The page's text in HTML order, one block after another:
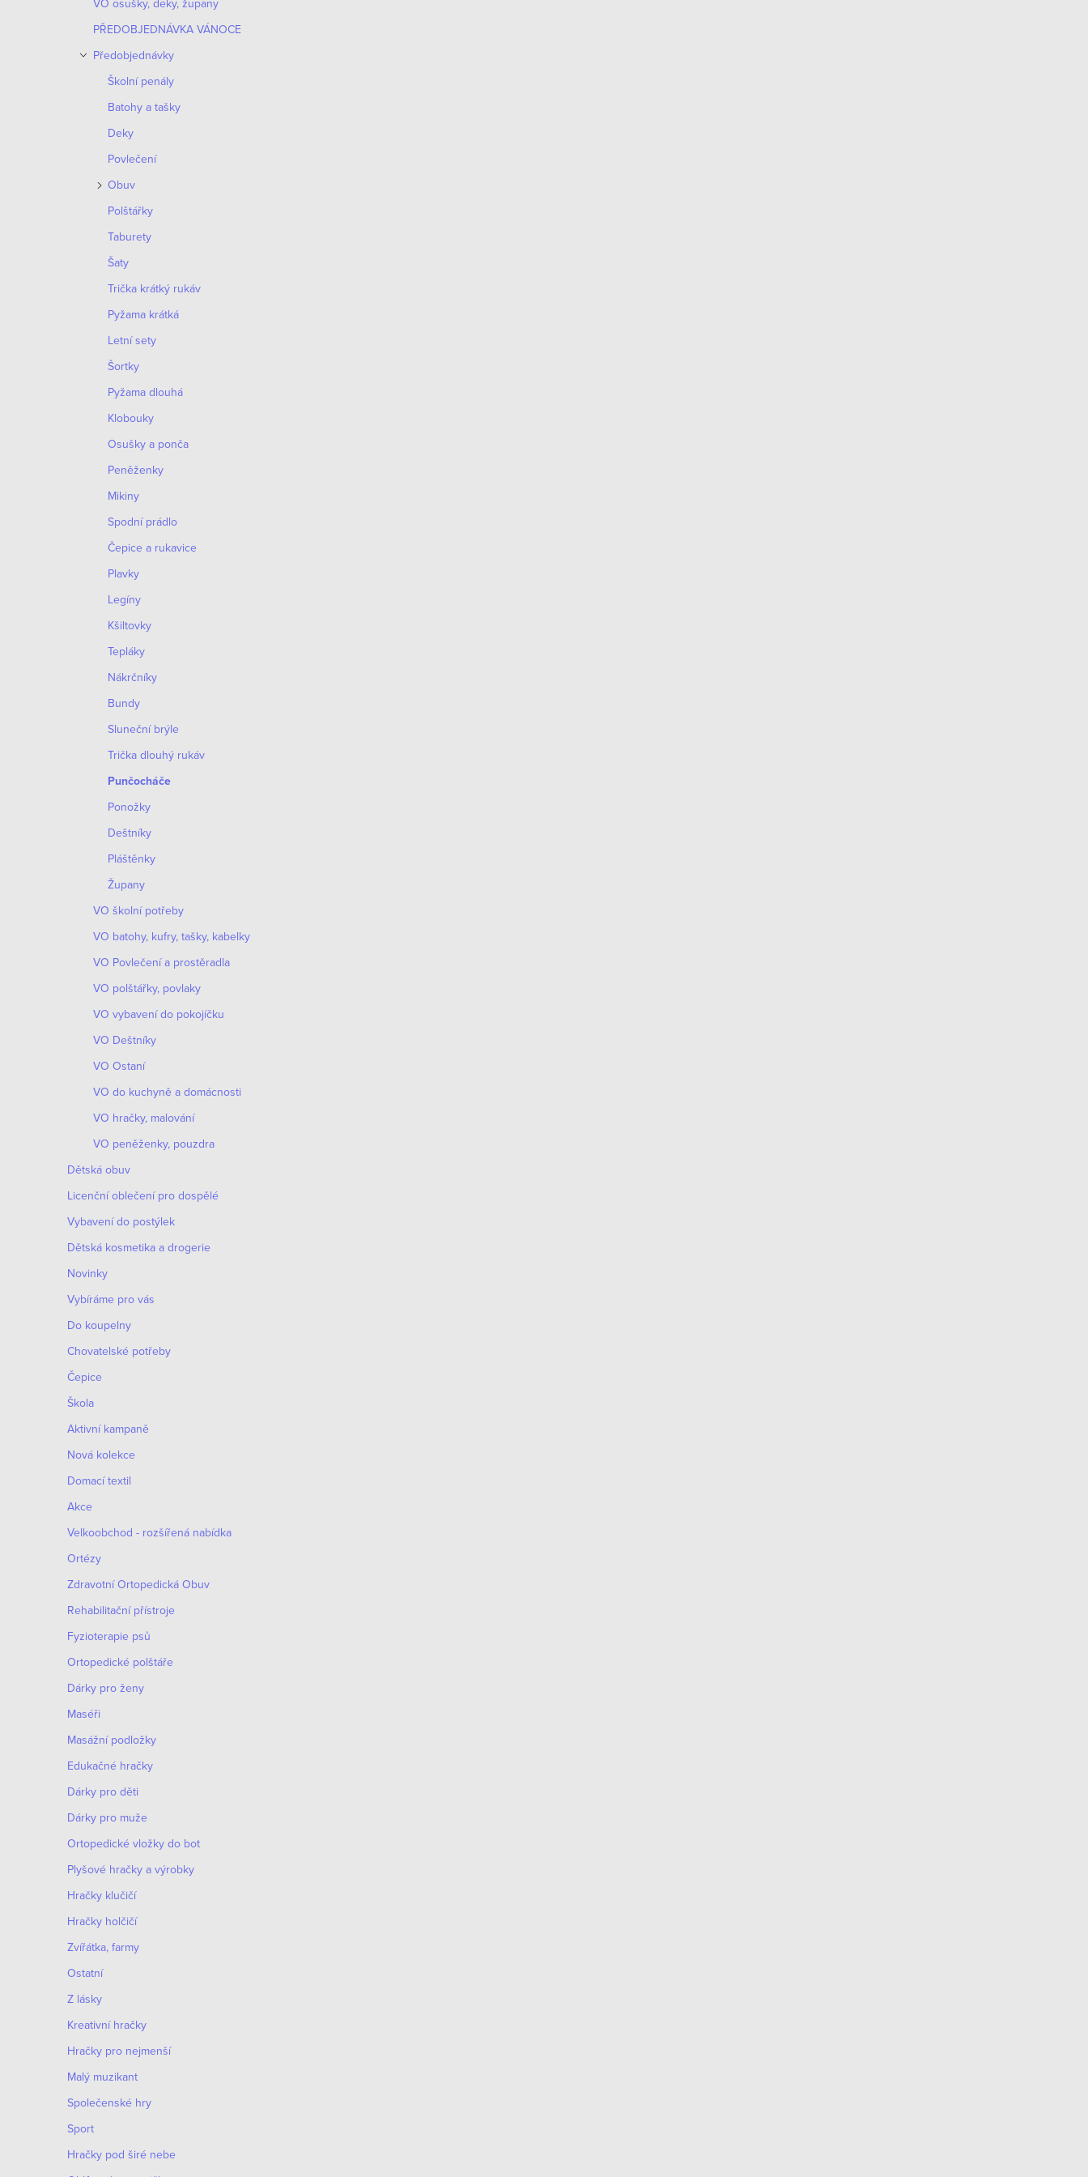
VO osušky, deky, župany
PŘEDOBJEDNÁVKA VÁNOCE
Předobjednávky
Školní penály
Batohy a tašky
Deky
Povlečení
Obuv
Polštářky
Taburety
Šaty
Trička krátký rukáv
Pyžama krátká
Letní sety
Šortky
Pyžama dlouhá
Klobouky
Osušky a ponča
Peněženky
Mikiny
Spodní prádlo
Čepice a rukavice
Plavky
Legíny
Kšiltovky
Tepláky
Nákrčníky
Bundy
Sluneční brýle
Trička dlouhý rukáv
Punčocháče
Ponožky
Deštníky
Pláštěnky
Župany
VO školní potřeby
VO batohy, kufry, tašky, kabelky
VO Povlečení a prostěradla
VO polštářky, povlaky
VO vybavení do pokojíčku
VO Deštníky
VO Ostaní
VO do kuchyně a domácnosti
VO hračky, malování
VO peněženky, pouzdra
Dětská obuv
Licenční oblečení pro dospělé
Vybavení do postýlek
Dětská kosmetika a drogerie
Novinky
Vybíráme pro vás
Do koupelny
Chovatelské potřeby
Čepice
Škola
Aktivní kampaně
Nová kolekce
Domací textil
Akce
Velkoobchod - rozšířená nabídka
Ortézy
Zdravotní Ortopedická Obuv
Rehabilitační přístroje
Fyzioterapie psů
Ortopedické polštáře
Dárky pro ženy
Maséři
Masážní podložky
Edukačné hračky
Dárky pro děti
Dárky pro muže
Оrtopedické vložky do bot
Plyšové hračky a výrobky
Hračky klučičí
Hračky holčičí
Zvířátka, farmy
Ostatní
Z lásky
Kreativní hračky
Hračky pro nejmenší
Malý muzikant
Společenské hry
Sport
Hračky pod širé nebe